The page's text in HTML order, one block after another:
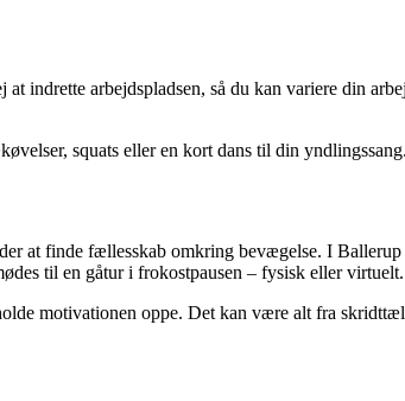
indrette arbejdspladsen, så du kan variere din
squats eller en kort dans til din
at finde fællesskab omkring bevægelse. I
til en gåtur i frokostpausen – fysisk eller virtuelt.
motivationen oppe. Det kan være alt fra